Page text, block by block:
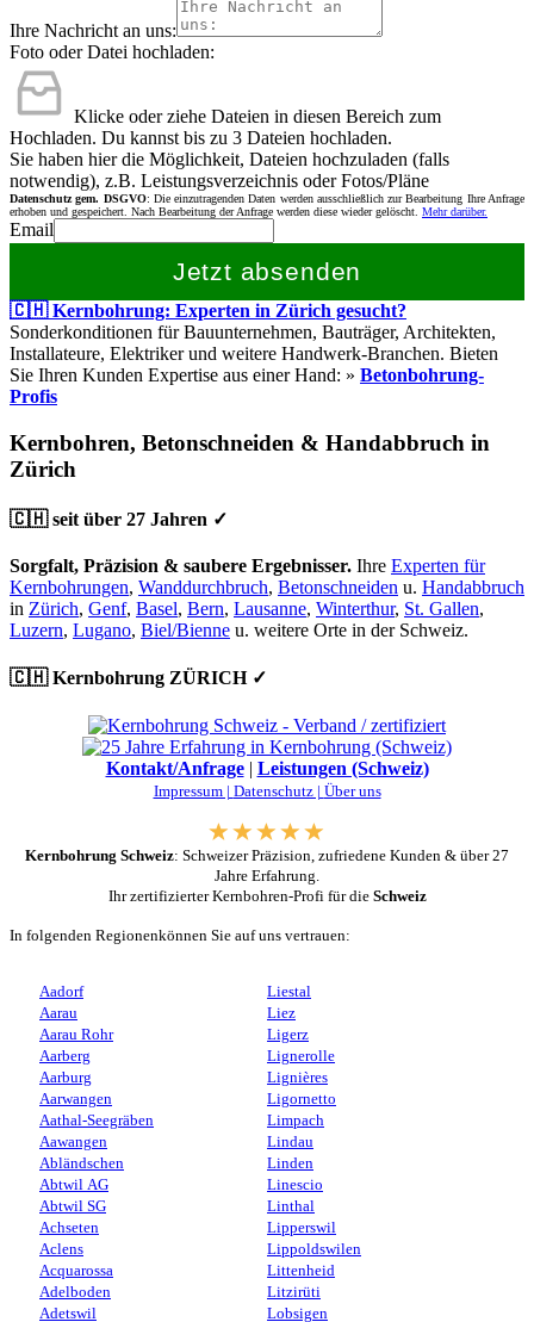
Ihre Nachricht an uns:
Foto oder Datei hochladen:
Klicke oder ziehe Dateien in diesen Bereich zum
Hochladen. Du kannst bis zu 3 Dateien hochladen.
Sie haben hier die Möglichkeit, Dateien hochzuladen (falls
notwendig), z.B. Leistungsverzeichnis oder Fotos/Pläne
Datenschutz gem. DSGVO: Die einzutragenden Daten werden ausschließlich zur Bearbeitung Ihre Anfrage
erhoben und gespeichert. Nach Bearbeitung der Anfrage werden diese wieder gelöscht. Mehr darüber.
Email
Jetzt absenden
🇨🇭 Kernbohrung: Experten in Zürich gesucht?
Sonderkonditionen für Bauunternehmen, Bauträger, Architekten,
Installateure, Elektriker und weitere Handwerk-Branchen. Bieten
Sie Ihren Kunden Expertise aus einer Hand: » Betonbohrung-
Profis
Kernbohren, Betonschneiden & Handabbruch in
Zürich
🇨🇭 seit über 27 Jahren ✓
Sorgfalt, Präzision & saubere Ergebnisser. Ihre Experten für
Kernbohrungen, Wanddurchbruch, Betonschneiden u. Handabbruch
in Zürich, Genf, Basel, Bern, Lausanne, Winterthur, St. Gallen,
Luzern, Lugano, Biel/Bienne u. weitere Orte in der Schweiz.
🇨🇭 Kernbohrung ZÜRICH ✓
Kontakt/Anfrage| Leistungen (Schweiz)
Impressum | Datenschutz | Über uns
Kernbohrung Schweiz: Schweizer Präzision, zufriedene Kunden & über 27
Jahre Erfahrung.
Ihr zertifizierter Kernbohren-Profi für die Schweiz
In folgenden Regionenkönnen Sie auf uns vertrauen:
Aadorf
Aarau
Aarau Rohr
Aarberg
Aarburg
Aarwangen
Aathal-Seegräben
Aawangen
Abländschen
Abtwil AG
Abtwil SG
Achseten
Aclens
Acquarossa
Adelboden
Adetswil
Liestal
Liez
Ligerz
Lignerolle
Lignières
Ligornetto
Limpach
Lindau
Linden
Linescio
Linthal
Lipperswil
Lippoldswilen
Littenheid
Litzirüti
Lobsigen